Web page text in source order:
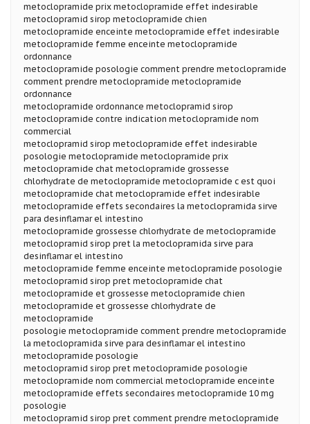
metoclopramide prix metoclopramide effet indesirable
metoclopramid sirop metoclopramide chien
metoclopramide enceinte metoclopramide effet indesirable
metoclopramide femme enceinte metoclopramide
ordonnance
metoclopramide posologie comment prendre metoclopramide
comment prendre metoclopramide metoclopramide
ordonnance
metoclopramide ordonnance metoclopramid sirop
metoclopramide contre indication metoclopramide nom
commercial
metoclopramid sirop metoclopramide effet indesirable
posologie metoclopramide metoclopramide prix
metoclopramide chat metoclopramide grossesse
chlorhydrate de metoclopramide metoclopramide c est quoi
metoclopramide chat metoclopramide effet indesirable
metoclopramide effets secondaires la metoclopramida sirve
para desinflamar el intestino
metoclopramide grossesse chlorhydrate de metoclopramide
metoclopramid sirop pret la metoclopramida sirve para
desinflamar el intestino
metoclopramide femme enceinte metoclopramide posologie
metoclopramid sirop pret metoclopramide chat
metoclopramide et grossesse metoclopramide chien
metoclopramide et grossesse chlorhydrate de
metoclopramide
posologie metoclopramide comment prendre metoclopramide
la metoclopramida sirve para desinflamar el intestino
metoclopramide posologie
metoclopramid sirop pret metoclopramide posologie
metoclopramide nom commercial metoclopramide enceinte
metoclopramide effets secondaires metoclopramide 10 mg
posologie
metoclopramid sirop pret comment prendre metoclopramide